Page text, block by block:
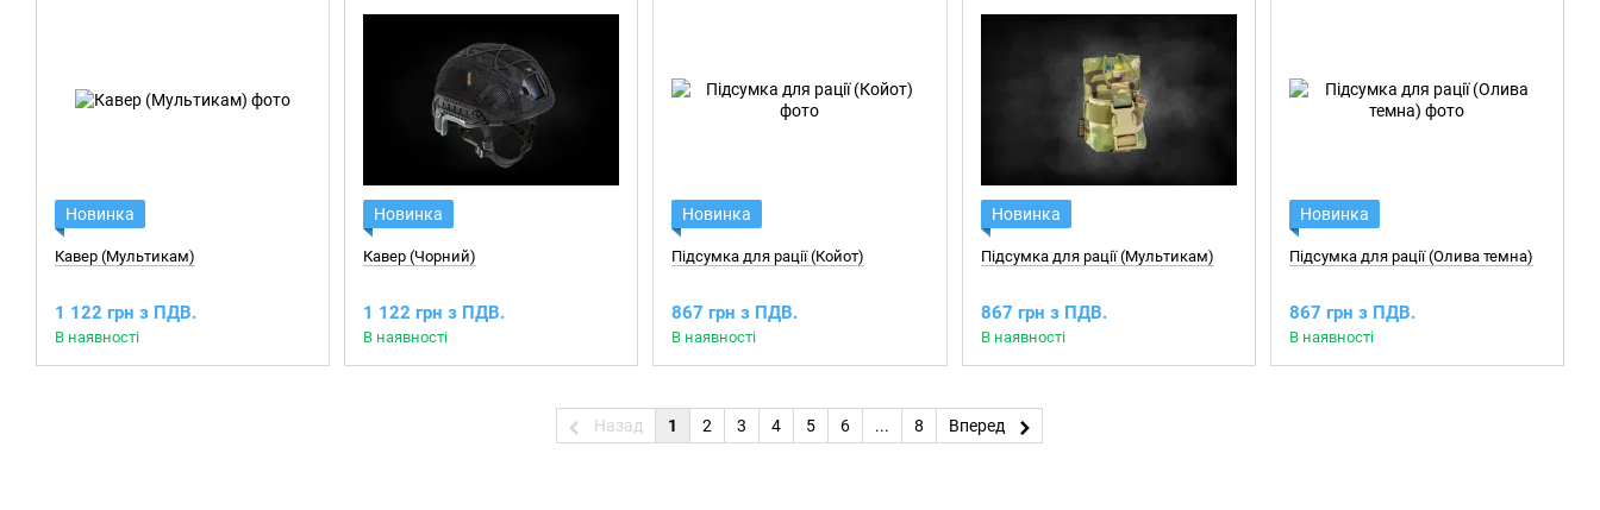
Новинка
Кавер (Мультикам)
1 122 грн з ПДВ.
В наявності
Новинка
Кавер (Чорний)
1 122 грн з ПДВ.
В наявності
Новинка
Підсумка для рації (Койот)
867 грн з ПДВ.
В наявності
Новинка
Підсумка для рації (Мультикам)
867 грн з ПДВ.
В наявності
Новинка
Підсумка для рації (Олива темна)
867 грн з ПДВ.
В наявності
Назад 1 2 3 4 5 6 ... 8 Вперед